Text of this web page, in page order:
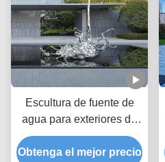
Escultura de fuente de
agua para exteriores de
acero inoxidable con
diseño de bucle para
Obtenga el mejor precio